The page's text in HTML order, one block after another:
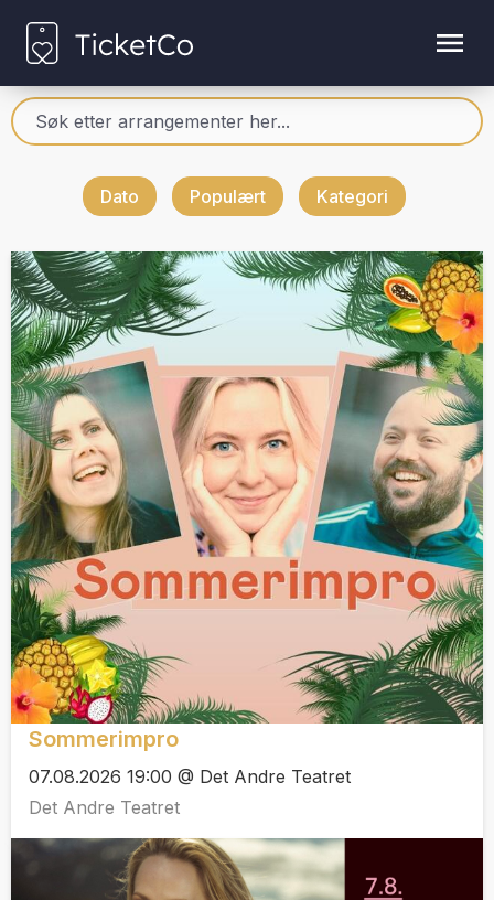
Dato Populært Kategori
Sommerimpro
07.08.2026 19:00 @ Det Andre Teatret
Det Andre Teatret